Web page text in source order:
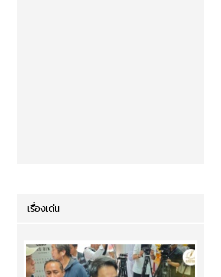
เรื่องเด่น